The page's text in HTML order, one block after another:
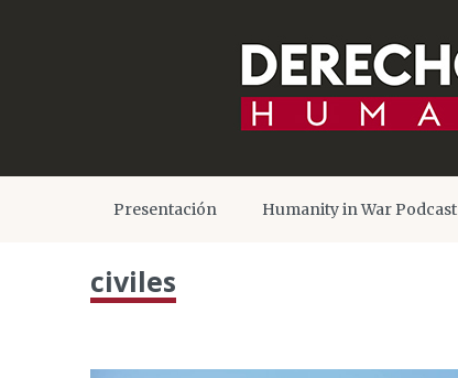
Presentación Humanity in War Podcast
civiles